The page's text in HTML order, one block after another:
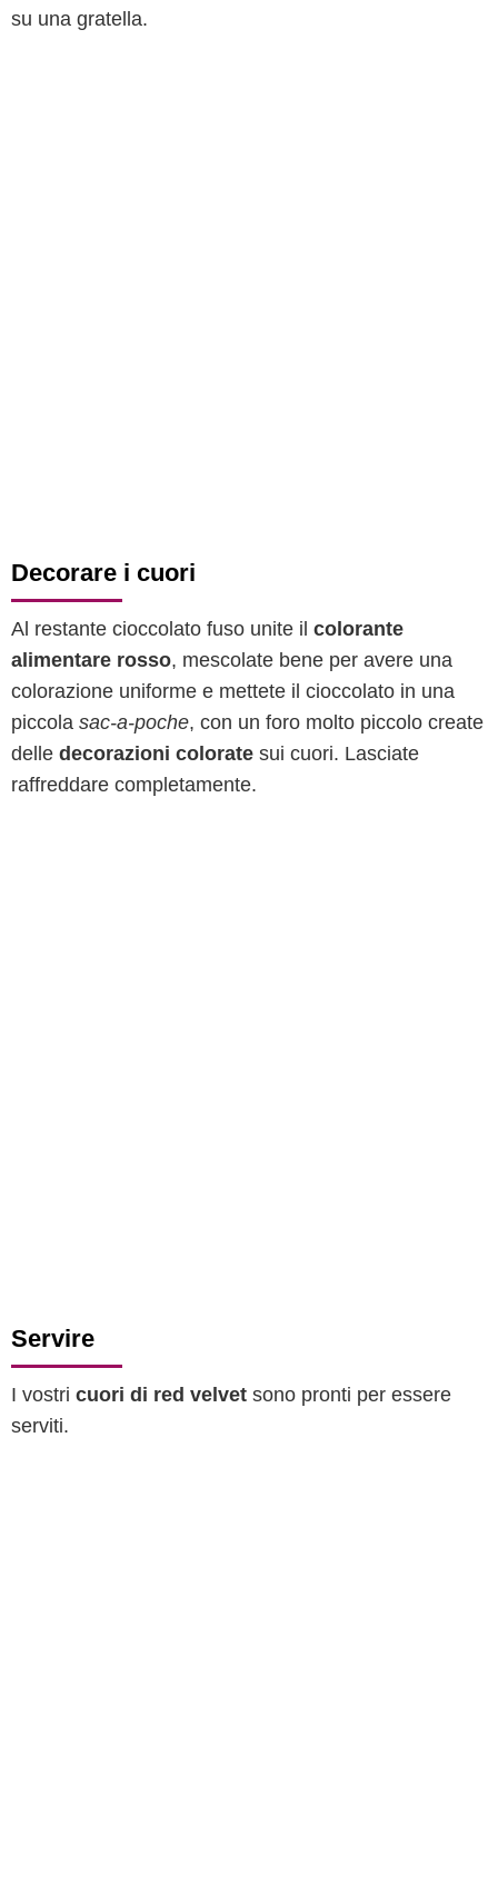
su una gratella.
Decorare i cuori
Al restante cioccolato fuso unite il colorante
alimentare rosso, mescolate bene per avere una
colorazione uniforme e mettete il cioccolato in una
piccola sac-a-poche, con un foro molto piccolo create
delle decorazioni colorate sui cuori. Lasciate
raffreddare completamente.
Servire
I vostri cuori di red velvet sono pronti per essere
serviti.